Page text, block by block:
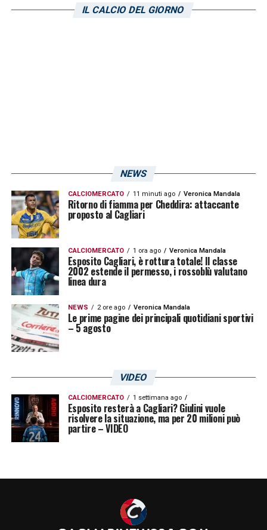
in Champions League contro il Braga.
IL CALCIO DEL GIORNO
NEWS
CALCIOMERCATO 11 minuti ago Veronica Mandala
Ritorno di fiamma per Cheddira: attaccante
proposto al Cagliari
CALCIOMERCATO 1 ora ago Veronica Mandala
Esposito Cagliari, è rottura totale! Il classe
2002 estende il permesso, i rossoblù valutano
linea dura
NEWS 2 ore ago Veronica Mandala
Le prime pagine dei principali quotidiani sportivi
– 5 agosto
VIDEO
CALCIOMERCATO 1 settimana ago
Esposito resterà a Cagliari? Giulini vuole
risolvere la situazione, ma per 20 milioni può
partire – VIDEO